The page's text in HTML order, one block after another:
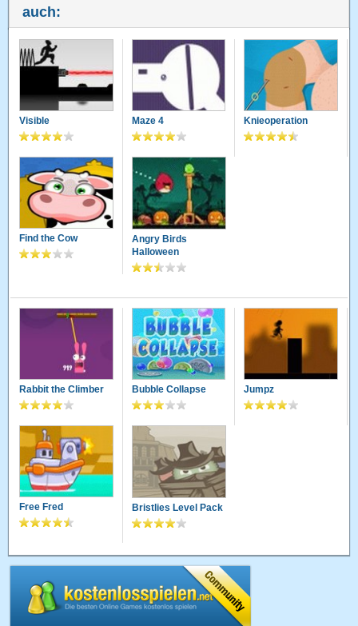
auch:
Visible Maze 4 Knieoperation
Find the Cow
Angry Birds
Halloween
Rabbit the Climber Bubble Collapse Jumpz
Free Fred Bristlies Level Pack